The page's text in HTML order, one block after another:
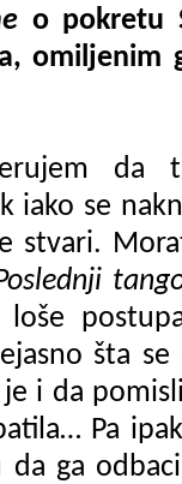
o pokretu
omiljenim
da
iako se
stvari.
šta
i da
Pa
da ga